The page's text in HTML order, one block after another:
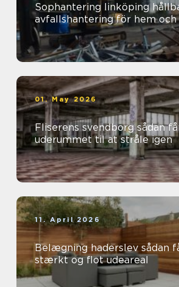
Sophantering linköping hållbar
avfallshantering för hem
01. May 2026
Fliserens svendborg sådan får du
uderummet til at stråle igen
11. April 2026
Belægning haderslev sådan får du et
stærkt og flot udeareal